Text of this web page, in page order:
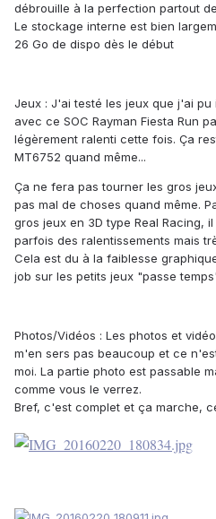
débrouille à la perfection partout
Le stockage interne est bien
26 Go de dispo dès le début
Jeux : J'ai testé les jeux que j'ai
avec ce SOC Rayman Fiesta Run
légèrement ralenti cette fois. Ça
MT6752 quand même...
Ça ne fera pas tourner les gros
pas mal de choses quand même.
gros jeux en 3D type Real Racing,
parfois des ralentissements mais
Cela est du à la faiblesse
job sur les petits jeux "passe
Photos/Vidéos : Les photos et
m'en sers pas beaucoup et ce
moi. La partie photo est passable
comme vous le verrez.
Bref, c'est complet et ça marche,